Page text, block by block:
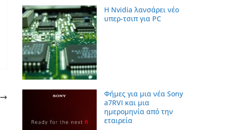
Η Nvidia λανσάρει νέο
υπερ-τσιπ για PC
Φήμες για μια νέα Sony
a7RVI και μια
ημερομηνία από την
εταιρεία